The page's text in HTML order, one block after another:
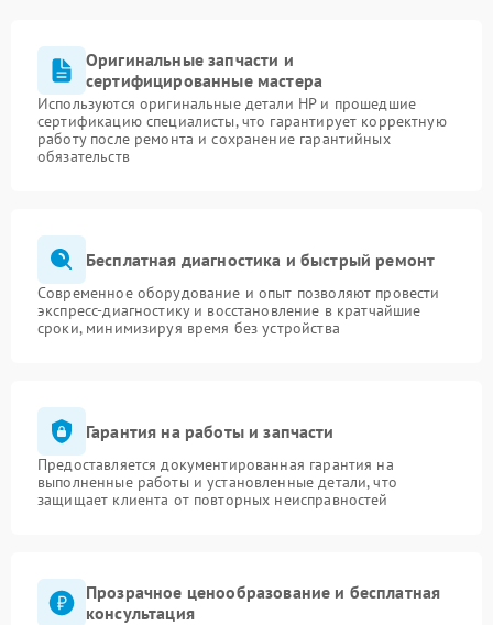
Оригинальные запчасти и
сертифицированные мастера
Используются оригинальные детали HP и прошедшие
сертификацию специалисты, что гарантирует корректную
работу после ремонта и сохранение гарантийных
обязательств
Бесплатная диагностика и быстрый ремонт
Современное оборудование и опыт позволяют провести
экспресс-диагностику и восстановление в кратчайшие
сроки, минимизируя время без устройства
Гарантия на работы и запчасти
Предоставляется документированная гарантия на
выполненные работы и установленные детали, что
защищает клиента от повторных неисправностей
Прозрачное ценообразование и бесплатная
консультация